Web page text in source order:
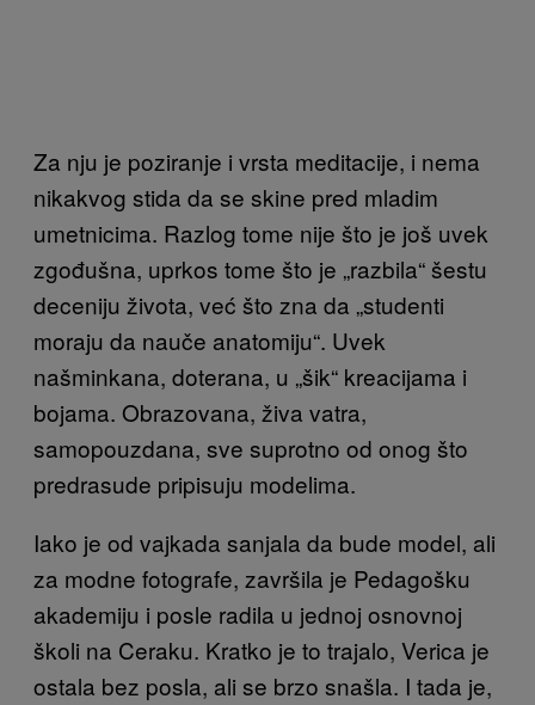
Za nju je poziranje i vrsta meditacije, i nema
nikakvog stida da se skine pred mladim
umetnicima. Razlog tome nije što je još uvek
zgođušna, uprkos tome što je „razbila“ šestu
deceniju života, već što zna da „studenti
moraju da nauče anatomiju“. Uvek
našminkana, doterana, u „šik“ kreacijama i
bojama. Obrazovana, živa vatra,
samopouzdana, sve suprotno od onog što
predrasude pripisuju modelima.
Iako je od vajkada sanjala da bude model, ali
za modne fotografe, završila je Pedagošku
akademiju i posle radila u jednoj osnovnoj
školi na Ceraku. Kratko je to trajalo, Verica je
ostala bez posla, ali se brzo snašla. I tada je,